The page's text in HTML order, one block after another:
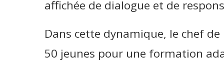
affichée de dialogue et de
Dans cette dynamique, le chef
50 jeunes pour une formation